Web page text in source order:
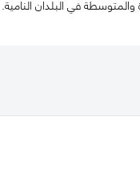
في البلدان النامية.